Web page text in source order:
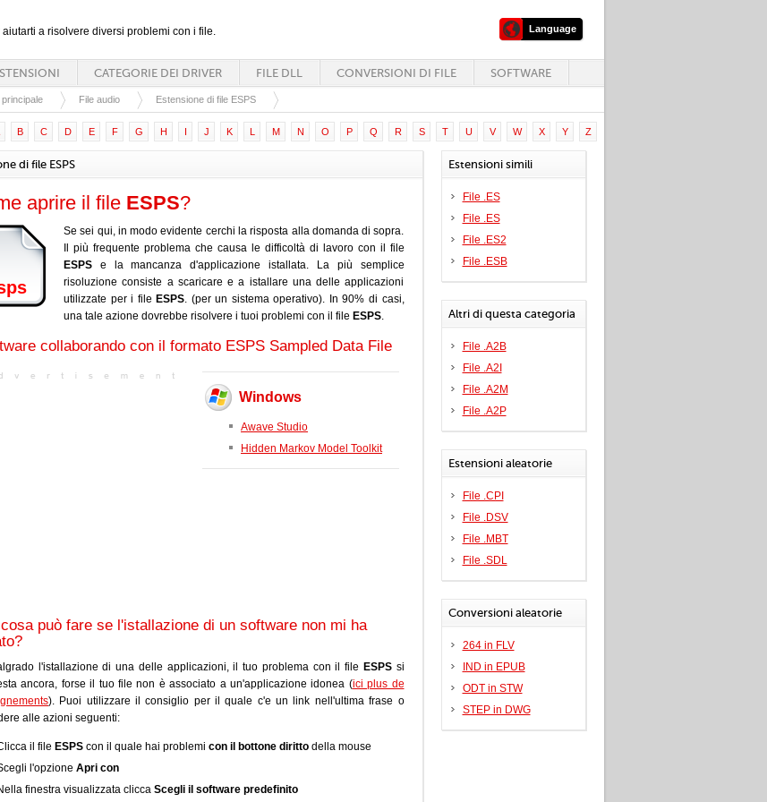
aiutarti a risolvere diversi problemi con i file. Language
CATEGORIE DEI DRIVER FILE DLL CONVERSIONI DI FILE SOFTWARE
principale File audio Estensione di file ESPS
B C D E F G H I J K L M N O P Q R S T U V W X Y Z
di file ESPS
aprire il file ESPS?
Se sei qui, in modo evidente cerchi la risposta alla domanda di sopra.
Il più frequente problema che causa le difficoltà di lavoro con il file
ESPS e la mancanza d'applicazione istallata. La più semplice
risoluzione consiste a scaricare e a istallare una delle applicazioni
utilizzate per i file ESPS. (per un sistema operativo). In 90% di casi,
una tale azione dovrebbe risolvere i tuoi problemi con il file ESPS.
collaborando con il formato ESPS Sampled Data File
Windows
Awave Studio
Hidden Markov Model Toolkit
può fare se l'istallazione di un software non mi ha
l'istallazione di una delle applicazioni, il tuo problema con il file ESPSsi
ancora, forse il tuo file non è associato a un'applicazione idonea (ici plus de
). Puoi utilizzare il consiglio per il quale c'e un link nell'ultima frase o
alle azioni seguenti:
il file ESPS con il quale hai problemi con il bottone diritto della mouse
l'opzione Apri con
finestra visualizzata clicca Scegli il software predefinito
Estensioni simili
File .ES
File .ES
File .ES2
File .ESB
Altri di questa categoria
File .A2B
File .A2I
File .A2M
File .A2P
Estensioni aleatorie
File .CPI
File .DSV
File .MBT
File .SDL
Conversioni aleatorie
264 in FLV
IND in EPUB
ODT in STW
STEP in DWG